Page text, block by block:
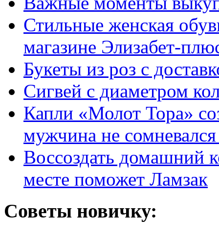
Стильные женская
магазине Элизабет-
Букеты из роз с
Сигвей с диаметром
Капли «Молот Тора»
мужчина не
Воссоздать домашний
месте поможет Ламзак
Советы новичку: